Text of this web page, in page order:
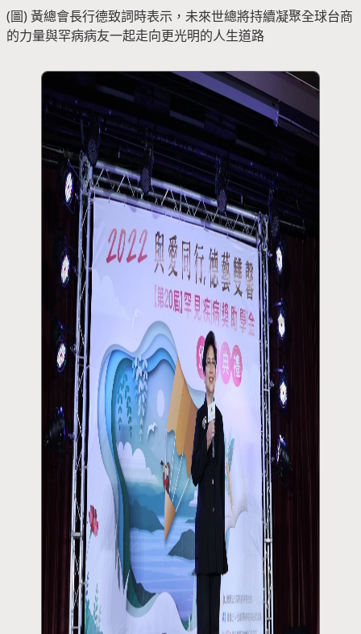
(圖) 黃總會長行德致詞時表示，未來世總將持續凝聚全球台商
的力量與罕病病友一起走向更光明的人生道路